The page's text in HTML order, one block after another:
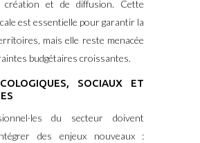
création et de diffusion. Cette
est essentielle pour garantir la
mais elle reste menacée
budgétaires croissantes.
SOCIAUX ET
du secteur doivent
des enjeux nouveaux :